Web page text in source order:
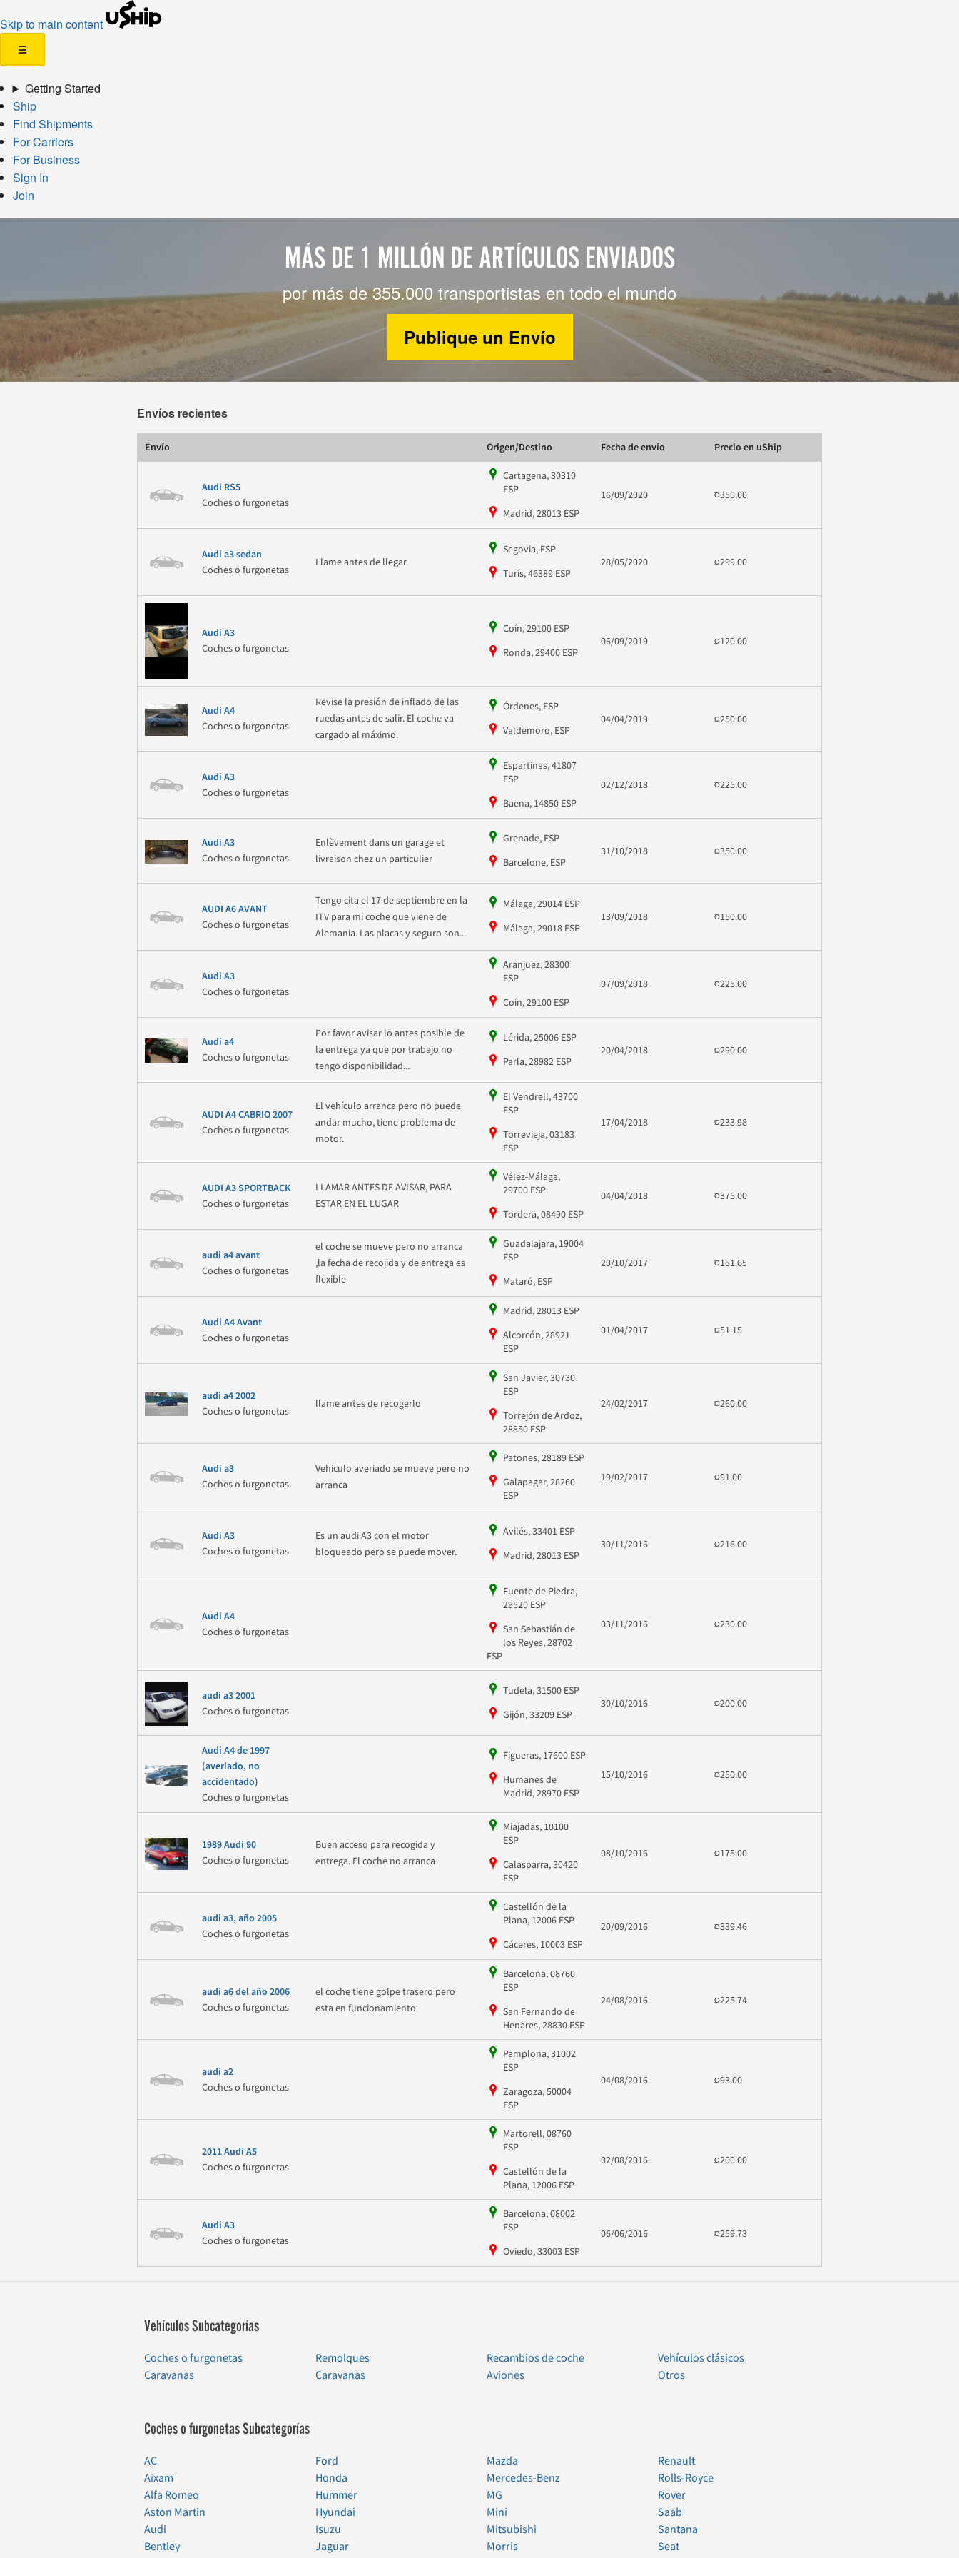
Skip to main content
☰
Getting Started
Ship
Find Shipments
For Carriers
For Business
Sign In
Join
MÁS DE 1 MILLÓN DE ARTÍCULOS ENVIADOS
por más de 355.000 transportistas en todo el mundo
Publique un Envío
Envíos recientes
Envío Origen/Destino Fecha de envío Precio en uShip
Audi RS5
Coches o furgonetas
Cartagena, 30310
ESP
Madrid, 28013 ESP
16/09/2020 ¤350.00
Audi a3 sedan
Coches o furgonetas
Llame antes de llegar
Segovia, ESP
Turís, 46389 ESP
28/05/2020 ¤299.00
Audi A3
Coches o furgonetas
Coín, 29100 ESP
Ronda, 29400 ESP
06/09/2019 ¤120.00
Audi A4
Coches o furgonetas
Revise la presión de inflado de las
ruedas antes de salir. El coche va
cargado al máximo.
Órdenes, ESP
Valdemoro, ESP
04/04/2019 ¤250.00
Audi A3
Coches o furgonetas
Espartinas, 41807
ESP
Baena, 14850 ESP
02/12/2018 ¤225.00
Audi A3
Coches o furgonetas
Enlèvement dans un garage et
livraison chez un particulier
Grenade, ESP
Barcelone, ESP
31/10/2018 ¤350.00
AUDI A6 AVANT
Coches o furgonetas
Tengo cita el 17 de septiembre en la
ITV para mi coche que viene de
Alemania. Las placas y seguro son...
Málaga, 29014 ESP
Málaga, 29018 ESP
13/09/2018 ¤150.00
Audi A3
Coches o furgonetas
Aranjuez, 28300
ESP
Coín, 29100 ESP
07/09/2018 ¤225.00
Audi a4
Coches o furgonetas
Por favor avisar lo antes posible de
la entrega ya que por trabajo no
tengo disponibilidad...
Lérida, 25006 ESP
Parla, 28982 ESP
20/04/2018 ¤290.00
AUDI A4 CABRIO 2007
Coches o furgonetas
El vehículo arranca pero no puede
andar mucho, tiene problema de
motor.
El Vendrell, 43700
ESP
Torrevieja, 03183
ESP
17/04/2018 ¤233.98
AUDI A3 SPORTBACK
Coches o furgonetas
LLAMAR ANTES DE AVISAR, PARA
ESTAR EN EL LUGAR
Vélez-Málaga,
29700 ESP
Tordera, 08490 ESP
04/04/2018 ¤375.00
audi a4 avant
Coches o furgonetas
el coche se mueve pero no arranca
,la fecha de recojida y de entrega es
flexible
Guadalajara, 19004
ESP
Mataró, ESP
20/10/2017 ¤181.65
Audi A4 Avant
Coches o furgonetas
Madrid, 28013 ESP
Alcorcón, 28921
ESP
01/04/2017 ¤51.15
audi a4 2002
Coches o furgonetas
llame antes de recogerlo
San Javier, 30730
ESP
Torrejón de Ardoz,
28850 ESP
24/02/2017 ¤260.00
Audi a3
Coches o furgonetas
Vehiculo averiado se mueve pero no
arranca
Patones, 28189 ESP
Galapagar, 28260
ESP
19/02/2017 ¤91.00
Audi A3
Coches o furgonetas
Es un audi A3 con el motor
bloqueado pero se puede mover.
Avilés, 33401 ESP
Madrid, 28013 ESP
30/11/2016 ¤216.00
Audi A4
Coches o furgonetas
Fuente de Piedra,
29520 ESP
San Sebastián de
los Reyes, 28702
ESP
03/11/2016 ¤230.00
audi a3 2001
Coches o furgonetas
Tudela, 31500 ESP
Gijón, 33209 ESP
30/10/2016 ¤200.00
Audi A4 de 1997
(averiado, no
accidentado)
Coches o furgonetas
Figueras, 17600 ESP
Humanes de
Madrid, 28970 ESP
15/10/2016 ¤250.00
1989 Audi 90
Coches o furgonetas
Buen acceso para recogida y
entrega. El coche no arranca
Miajadas, 10100
ESP
Calasparra, 30420
ESP
08/10/2016 ¤175.00
audi a3, año 2005
Coches o furgonetas
Castellón de la
Plana, 12006 ESP
Cáceres, 10003 ESP
20/09/2016 ¤339.46
audi a6 del año 2006
Coches o furgonetas
el coche tiene golpe trasero pero
esta en funcionamiento
Barcelona, 08760
ESP
San Fernando de
Henares, 28830 ESP
24/08/2016 ¤225.74
audi a2
Coches o furgonetas
Pamplona, 31002
ESP
Zaragoza, 50004
ESP
04/08/2016 ¤93.00
2011 Audi A5
Coches o furgonetas
Martorell, 08760
ESP
Castellón de la
Plana, 12006 ESP
02/08/2016 ¤200.00
Audi A3
Coches o furgonetas
Barcelona, 08002
ESP
Oviedo, 33003 ESP
06/06/2016 ¤259.73
Vehículos Subcategorías
Coches o furgonetas
Caravanas
Remolques
Caravanas
Recambios de coche
Aviones
Vehículos clásicos
Otros
Coches o furgonetas Subcategorías
AC
Aixam
Alfa Romeo
Aston Martin
Audi
Bentley
Ford
Honda
Hummer
Hyundai
Isuzu
Jaguar
Mazda
Mercedes-Benz
MG
Mini
Mitsubishi
Morris
Renault
Rolls-Royce
Rover
Saab
Santana
Seat